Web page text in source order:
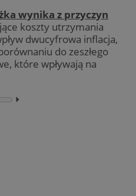
wynika z przyczyn
koszty utrzymania
dwucyfrowa inflacja,
do zeszłego
które wpływają na
⏵︎